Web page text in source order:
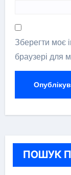
Зберегти моє
браузері для
ПОШУК